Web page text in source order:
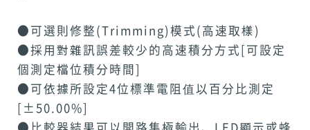
● 可選則修整(Trimming)模式(高速取樣)
●採用對雜訊誤差較少的高速積分方式[可設定
個測定檔位積分時間]
●可依據所設定4位標準電阻值以百分比測定
[±50.00%]
●比較器結果可以開路集極輸出、LED顯示或蜂